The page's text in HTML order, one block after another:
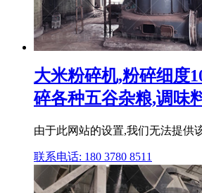
大米粉碎机,粉碎细度
碎各种五谷杂粮,调味
由于此网站的设置,我们无法提供
联系电话: 180 3780 8511